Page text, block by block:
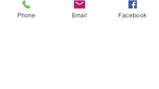
Subestación Tanicuchí a 230/138 mil
voltios.
Phone Email Facebook